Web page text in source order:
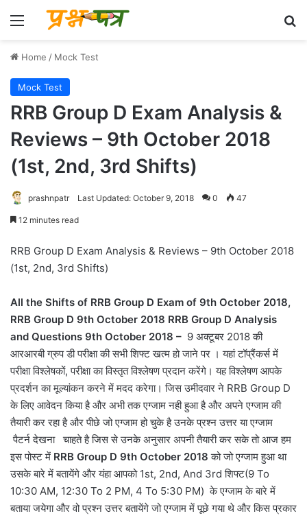
Menu
Home / Mock Test
Mock Test
RRB Group D Exam Analysis &
Reviews – 9th October 2018
(1st, 2nd, 3rd Shifts)
prashnpatr Last Updated: October 9, 2018 0 47
12 minutes read
RRB Group D Exam Analysis & Reviews – 9th October 2018
(1st, 2nd, 3rd Shifts)
All the Shifts of RRB Group D Exam of 9th October 2018,
RRB Group D 9th October 2018 RRB Group D Analysis
and Questions 9th October 2018 – 9 अक्टूबर 2018 की
आरआरबी ग्रुप डी परीक्षा की सभी शिफ्ट खत्म हो जाने पर । यहां टॉप्रैंकर्स में
परीक्षा विश्लेषकों, परीक्षा का विस्तृत विश्लेषण प्रदान करेंगे। यह विश्लेषण आपके
प्रदर्शन का मूल्यांकन करने में मदद करेगा। जिस उमीदवार ने RRB Group D
के लिए आवेदन किया है और अभी तक एग्जाम नही हुआ है और अपने एग्जाम की
तैयारी कर रहा है और पीछे जो एग्जाम हो चुके है उनके प्रश्न उत्तर या एग्जाम
पैटर्न देखना चाहते है जिस से उनके अनुसार अपनी तैयारी कर सके तो आज हम
इस पोस्ट में RRB Group D 9th October 2018 को जो एग्जाम हुआ था
उसके बारे में बतायेंगे और यंहा आपको 1st, 2nd, And 3rd शिफ्ट(9 To
10:30 AM, 12:30 To 2 PM, 4 To 5:30 PM) के एग्जाम के बारे में
बताया जयेगा और वो प्रश्न उत्तर बतायेंगे जो एग्जाम में पूछे गया थे और किस प्रकार